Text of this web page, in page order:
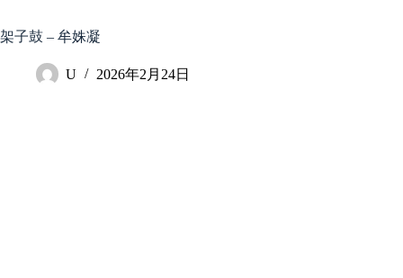
至
内
架子鼓 – 牟姝凝
U 2026年2月24日